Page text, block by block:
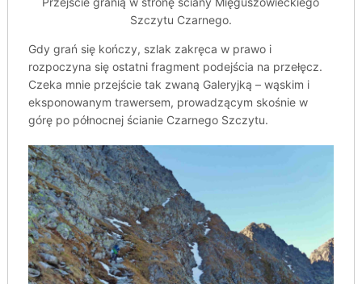
Szczytu Czarnego.
Gdy grań się kończy, szlak zakręca w prawo i
rozpoczyna się ostatni fragment podejścia na przełęcz.
Czeka mnie przejście tak zwaną Galeryjką – wąskim i
eksponowanym trawersem, prowadzącym skośnie w
górę po północnej ścianie Czarnego Szczytu.